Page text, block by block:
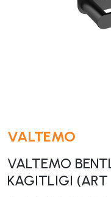
VALTEMO
VALTEMO
KAGITLIGI (ART